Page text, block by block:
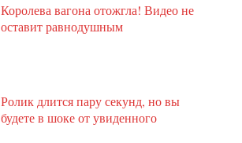
Королева вагона отожгла! Видео не
оставит равнодушным
Ролик длится пару секунд, но вы
будете в шоке от увиденного